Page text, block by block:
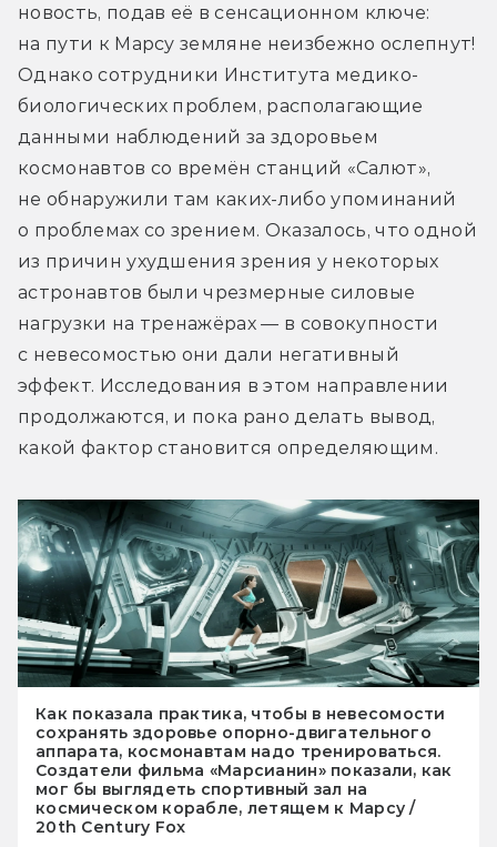
новость, подав её в сенсационном ключе:
на пути к Марсу земляне неизбежно ослепнут!
Однако сотрудники Института медико-
биологических проблем, располагающие
данными наблюдений за здоровьем
космонавтов со времён станций «Салют»,
не обнаружили там каких-либо упоминаний
о проблемах со зрением. Оказалось, что одной
из причин ухудшения зрения у некоторых
астронавтов были чрезмерные силовые
нагрузки на тренажёрах — в совокупности
с невесомостью они дали негативный
эффект. Исследования в этом направлении
продолжаются, и пока рано делать вывод,
какой фактор становится определяющим.
Как показала практика, чтобы в невесомости
сохранять здоровье опорно-двигательного
аппарата, космонавтам надо тренироваться.
Создатели фильма «Марсианин» показали, как
мог бы выглядеть спортивный зал на
космическом корабле, летящем к Марсу /
20th Century Fox